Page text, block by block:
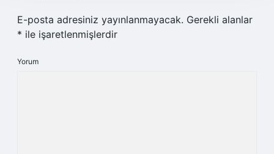
E-posta adresiniz yayınlanmayacak. Gerekli alanlar
* ile işaretlenmişlerdir
Yorum